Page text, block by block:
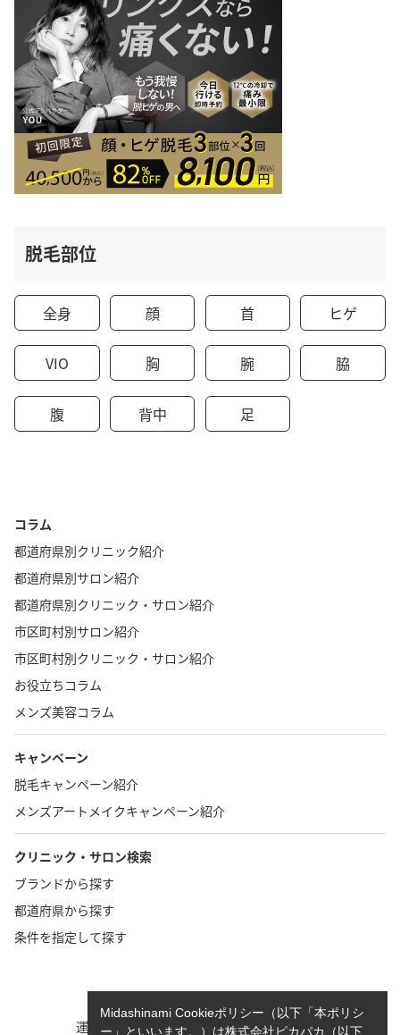
脱毛部位
全身 顔 首 ヒゲ
VIO 胸 腕 脇
腹 背中 足
コラム
都道府県別クリニック紹介
都道府県別サロン紹介
都道府県別クリニック・サロン紹介
市区町村別サロン紹介
市区町村別クリニック・サロン紹介
お役立ちコラム
メンズ美容コラム
キャンペーン
脱毛キャンペーン紹介
メンズアートメイクキャンペーン紹介
クリニック・サロン検索
ブランドから探す
都道府県から探す
条件を指定して探す
運営者情報
執筆者一覧
Midashinami Cookieポリシー（以下「本ポリシ
ー」といいます。）は株式会社ピカパカ（以下